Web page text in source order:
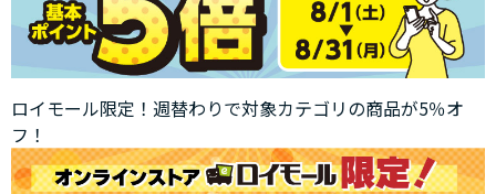
ロイモール限定！週替わりで対象カテゴリの商品が5％オ
フ！